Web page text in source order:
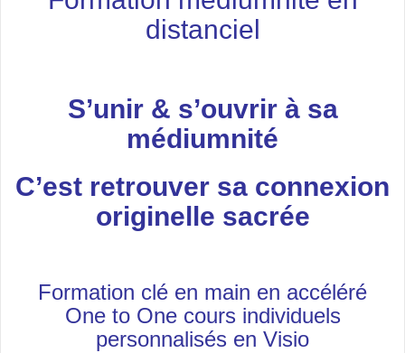
distanciel
S’unir & s’ouvrir à sa
médiumnité
C’est retrouver sa connexion
originelle sacrée
Formation clé en main en accéléré
One to One cours individuels
personnalisés en Visio